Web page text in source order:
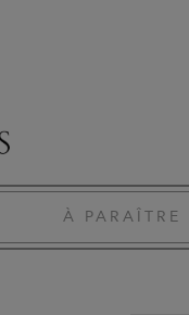
À PARAÎTRE